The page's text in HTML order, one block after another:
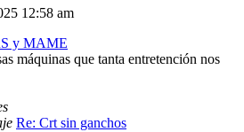
12:58 am
y MAME
máquinas que tanta entretención nos
Re: Crt sin ganchos